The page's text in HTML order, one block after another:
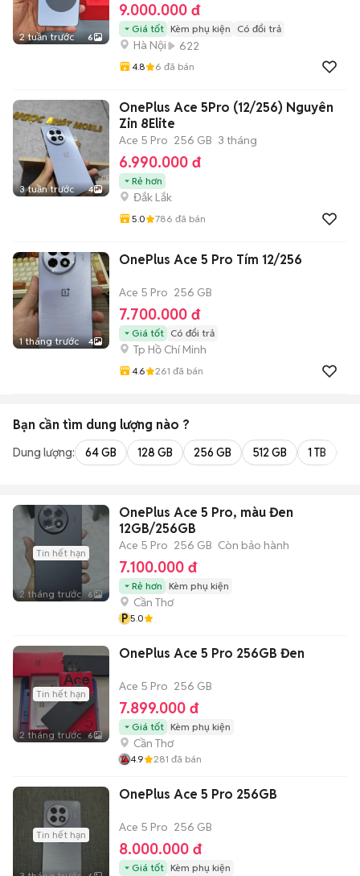
2 tuần trước 6
9.000.000 đ
Giá tốt Kèm phụ kiện Có đổi trả
Hà Nội 622
4.8 6 đã bán
3 tuần trước 4
OnePlus Ace 5Pro (12/256) Nguyên
Zin 8Elite
Ace 5 Pro 256 GB 3 tháng
6.990.000 đ
Rẻ hơn
Đắk Lắk
5.0 786 đã bán
1 tháng trước 4
OnePlus Ace 5 Pro Tím 12/256
Ace 5 Pro 256 GB
7.700.000 đ
Giá tốt Có đổi trả
Tp Hồ Chí Minh
4.6 261 đã bán
Bạn cần tìm dung lượng nào ?
Dung lượng: 64 GB 128 GB 256 GB 512 GB 1 TB
Tin hết hạn
2 tháng trước 6
OnePlus Ace 5 Pro, màu Đen
12GB/256GB
Ace 5 Pro 256 GB Còn bảo hành
7.100.000 đ
Rẻ hơn Kèm phụ kiện
Cần Thơ
P 5.0
Tin hết hạn
2 tháng trước 6
OnePlus Ace 5 Pro 256GB Đen
Ace 5 Pro 256 GB
7.899.000 đ
Giá tốt Kèm phụ kiện
Cần Thơ
4.9 281 đã bán
Tin hết hạn
OnePlus Ace 5 Pro 256GB
Ace 5 Pro 256 GB
8.000.000 đ
Giá tốt Kèm phụ kiện